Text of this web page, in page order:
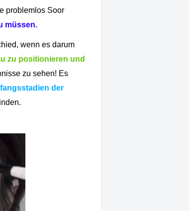
problemlos Soor
müssen.
wenn es darum
zu positionieren und
zu sehen! Es
der